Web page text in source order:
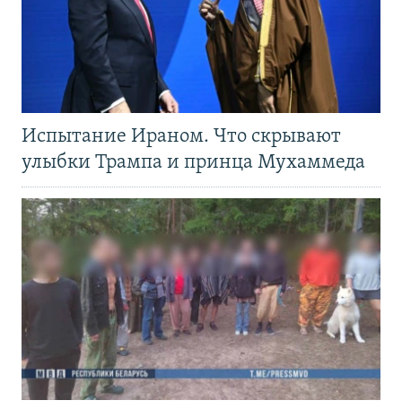
Испытание Ираном. Что скрывают
улыбки Трампа и принца Мухаммеда